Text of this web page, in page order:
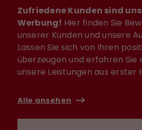
Zufriedene Kunden sind
Werbung! Hier finden Sie
unserer Kunden und unsere
Lassen Sie sich von Ihren
überzeugen und erfahren Sie
unsere Leistungen aus erster
Alle ansehen